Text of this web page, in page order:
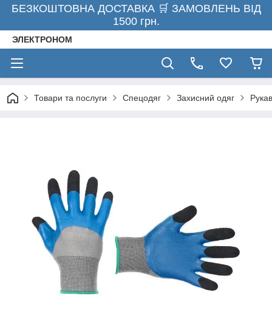
БЕЗКОШТОВНА ДОСТАВКА 🛒 ЗАМОВЛЕНЬ ВІД
1500 грн.
ЭЛЕКТРОНОМ
Товари та послуги Спецодяг Захисний одяг